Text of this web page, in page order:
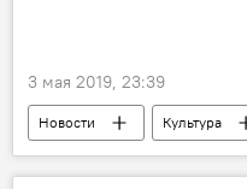
3 мая 2019, 23:39
Новости Культура
Азербайджан
Россия